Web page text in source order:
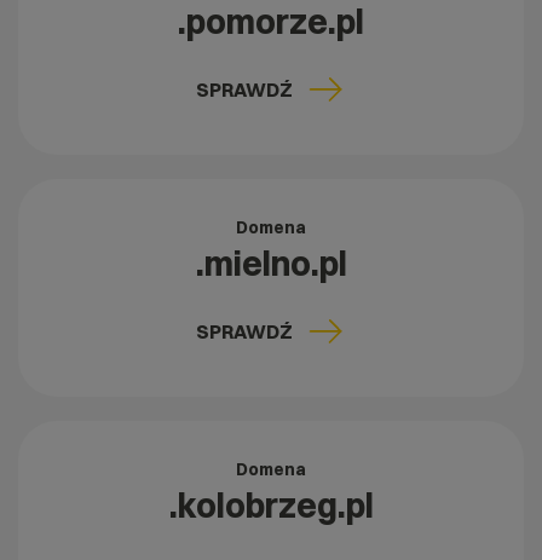
.pomorze.pl
SPRAWDŹ
Domena
.mielno.pl
SPRAWDŹ
Domena
.kolobrzeg.pl